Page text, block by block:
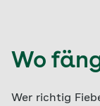
Wo
Wer richtig